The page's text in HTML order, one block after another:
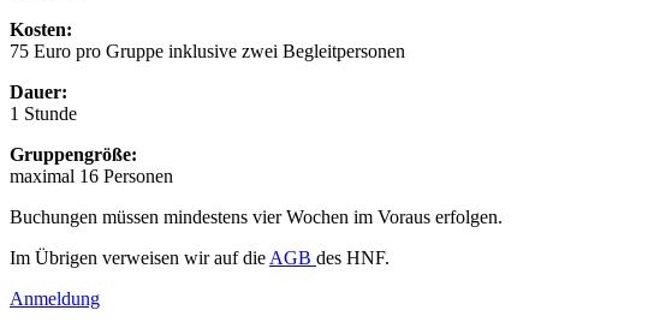
Kosten:
75 Euro pro Gruppe inklusive zwei Begleitpersonen
Dauer:
1 Stunde
Gruppengröße:
maximal 16 Personen
Buchungen müssen mindestens vier Wochen im Voraus erfolgen.
Im Übrigen verweisen wir auf die AGB des HNF.
Anmeldung